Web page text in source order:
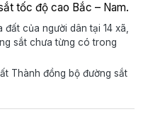
tốc độ cao Bắc – Nam.
đất của người dân tại 14 xã,
sắt chưa từng có trong
Thành đồng bộ đường sắt